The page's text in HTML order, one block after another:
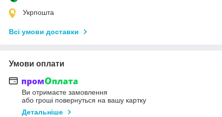
Укрпошта
Всі умови доставки
Умови оплати
Ви отримаєте замовлення
або гроші повернуться на вашу картку
Детальніше